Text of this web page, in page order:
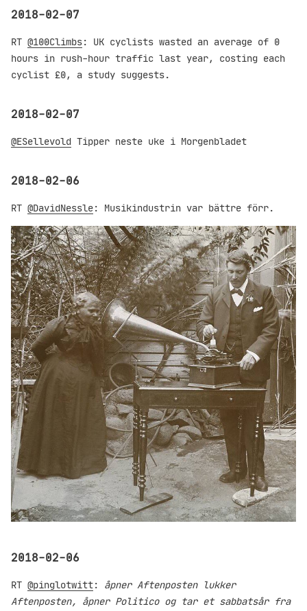
2018-02-07
RT @100Climbs: UK cyclists wasted an average of 0
hours in rush-hour traffic last year, costing each
cyclist £0, a study suggests.
2018-02-07
@ESellevold Tipper neste uke i Morgenbladet
2018-02-06
RT @DavidNessle: Musikindustrin var bättre förr.
2018-02-06
RT @pinglotwitt: åpner Aftenposten
lukker
Aftenposten, åpner Politico og tar et sabbatsår fra